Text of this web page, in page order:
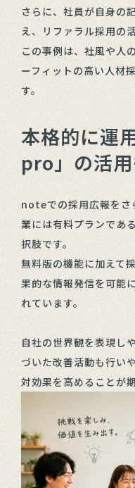
さらに、社員が自身の
え、リファラル採用の
この事例は、社風や人
ーフィットの高い人材
す。
本格的に運
pro」の活
noteでの採用広報をさ
業には有料プランであ
択肢です。
無料版の機能に加えて
果的な情報発信を可能
れています。
自社の世界観を表現し
づいた改善活動も行い
対効果を高めることが